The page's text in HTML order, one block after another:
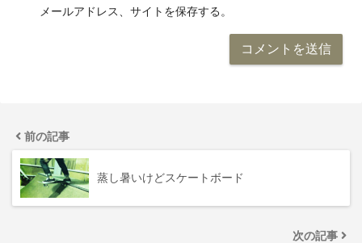
メールアドレス、サイトを保存する。
前の記事
蒸し暑いけどスケートボード
次の記事